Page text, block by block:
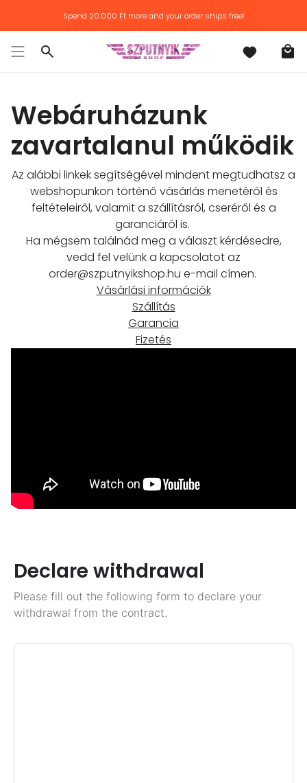
content
Spend 20.000 Ftmore and your order ships free!
Search
Webáruházunk
zavartalanul működik
Az alábbi linkek segítségével mindent megtudhatsz a
webshopunkon történő vásárlás menetéről és
feltételeiről, valamit a szállításról, cseréről és a
garanciáról is.
Ha mégsem találnád meg a választ kérdésedre,
vedd fel velünk a kapcsolatot az
order@szputnyikshop.hu e-mail címen.
Vásárlási információk
Szállítás
Garancia
Fizetés
Declare withdrawal
Please fill out the following form to declare your
withdrawal from the contract.